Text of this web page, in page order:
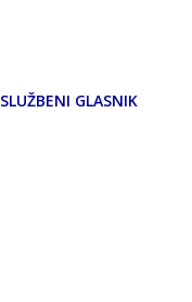
SLUŽBENI GLASNIK